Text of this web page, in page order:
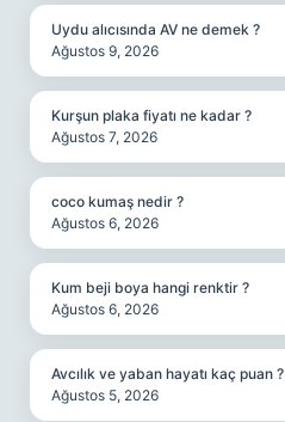
Uydu alıcısında AV ne demek ?
Ağustos 9, 2026
Kurşun plaka fiyatı ne kadar ?
Ağustos 7, 2026
coco kumaş nedir ?
Ağustos 6, 2026
Kum beji boya hangi renktir ?
Ağustos 6, 2026
Avcılık ve yaban hayatı kaç puan ?
Ağustos 5, 2026